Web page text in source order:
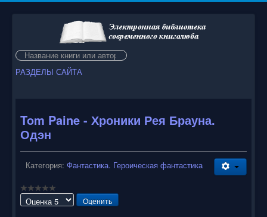
Искать...
РАЗДЕЛЫ САЙТА
Tom Paine - Хроники Рея Брауна.
Одэн
Категория: Фантастика. Героическая фантастика
Пожалуйста,